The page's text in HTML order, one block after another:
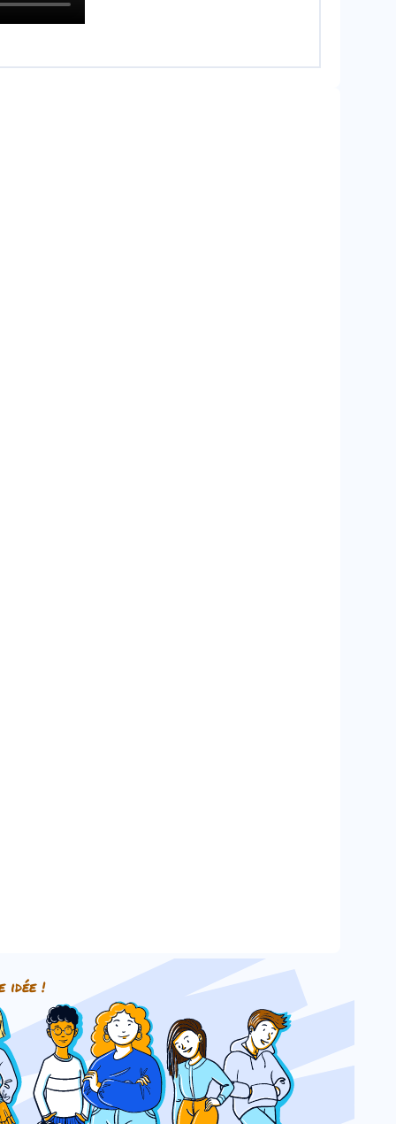
idée !